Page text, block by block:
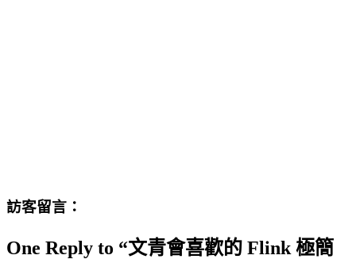
訪客留言：
One Reply to “文青會喜歡的 Flink 極簡